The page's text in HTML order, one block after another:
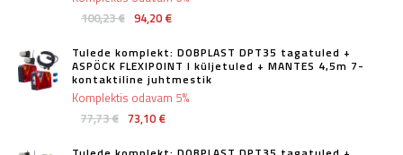
100,23 € 94,20 €
Tulede komplekt: DOBPLAST DPT35 tagatuled +
ASPÖCK FLEXIPOINT I küljetuled + MANTES 4,5m 7-
kontaktiline juhtmestik
77,73 € 73,10 €
Komplektis odavam 5%